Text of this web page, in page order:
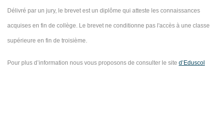
Délivré par un jury, le brevet est un diplôme qui atteste les connaissances
acquises en fin de collège. Le brevet ne conditionne pas l'accès à une classe
supérieure en fin de troisième.
Pour plus d’information nous vous proposons de consulter le site d’Eduscol